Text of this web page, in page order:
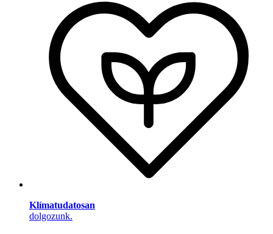
Klímatudatosan
dolgozunk.